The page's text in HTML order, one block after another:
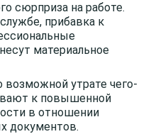
сюрприза на работе.
прибавка к
материальное
утрате чего-
к повышенной
в отношении
документов.